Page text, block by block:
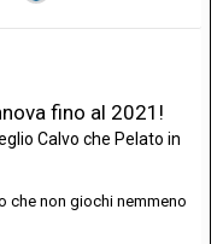
fino al 2021!
Calvo che Pelato in
che non giochi nemmeno